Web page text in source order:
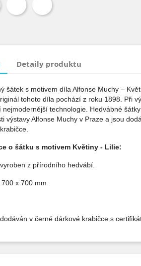
Detaily produktu
šátek s motivem díla Alfonse Muchy –
tohoto díla pochází z roku 1898. Při
nejmodernější technologie. Hedvábné
výstavy Alfonse Muchy v Praze a jsou
o šátku s motivem Květiny - Lilie:
z přírodního hedvábí.
x 700 mm
v černé dárkové krabičce s